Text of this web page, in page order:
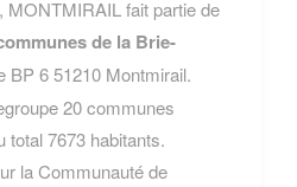
MONTMIRAIL fait partie de
de la Brie-
BP 6 51210 Montmirail.
20 communes
total 7673 habitants.
la Communauté de